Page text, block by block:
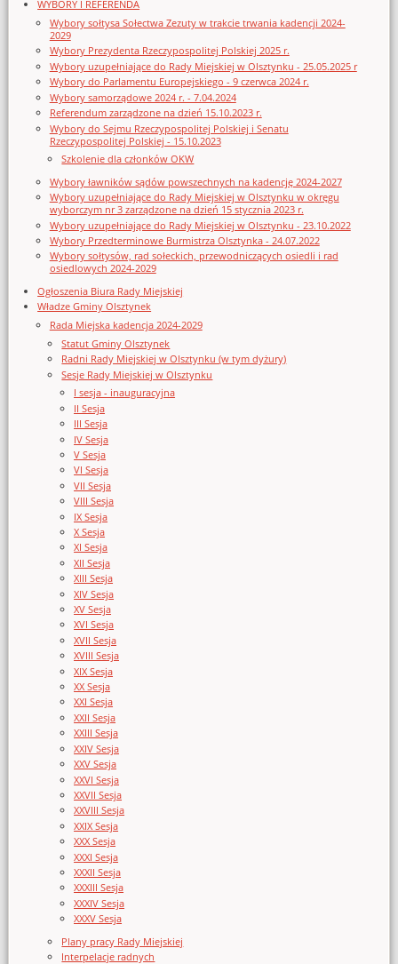
WYBORY I REFERENDA
Wybory sołtysa Sołectwa Zezuty w trakcie trwania kadencji 2024-
2029
Wybory Prezydenta Rzeczypospolitej Polskiej 2025 r.
Wybory uzupełniające do Rady Miejskiej w Olsztynku - 25.05.2025 r
Wybory do Parlamentu Europejskiego - 9 czerwca 2024 r.
Wybory samorządowe 2024 r. - 7.04.2024
Referendum zarządzone na dzień 15.10.2023 r.
Wybory do Sejmu Rzeczypospolitej Polskiej i Senatu
Rzeczypospolitej Polskiej - 15.10.2023
Szkolenie dla członków OKW
Wybory ławników sądów powszechnych na kadencję 2024-2027
Wybory uzupełniające do Rady Miejskiej w Olsztynku w okręgu
wyborczym nr 3 zarządzone na dzień 15 stycznia 2023 r.
Wybory uzupełniające do Rady Miejskiej w Olsztynku - 23.10.2022
Wybory Przedterminowe Burmistrza Olsztynka - 24.07.2022
Wybory sołtysów, rad sołeckich, przewodniczących osiedli i rad
osiedlowych 2024-2029
Ogłoszenia Biura Rady Miejskiej
Władze Gminy Olsztynek
Rada Miejska kadencja 2024-2029
Statut Gminy Olsztynek
Radni Rady Miejskiej w Olsztynku (w tym dyżury)
Sesje Rady Miejskiej w Olsztynku
I sesja - inauguracyjna
II Sesja
III Sesja
IV Sesja
V Sesja
VI Sesja
VII Sesja
VIII Sesja
IX Sesja
X Sesja
XI Sesja
XII Sesja
XIII Sesja
XIV Sesja
XV Sesja
XVI Sesja
XVII Sesja
XVIII Sesja
XIX Sesja
XX Sesja
XXI Sesja
XXII Sesja
XXIII Sesja
XXIV Sesja
XXV Sesja
XXVI Sesja
XXVII Sesja
XXVIII Sesja
XXIX Sesja
XXX Sesja
XXXI Sesja
XXXII Sesja
XXXIII Sesja
XXXIV Sesja
XXXV Sesja
Plany pracy Rady Miejskiej
Interpelacje radnych